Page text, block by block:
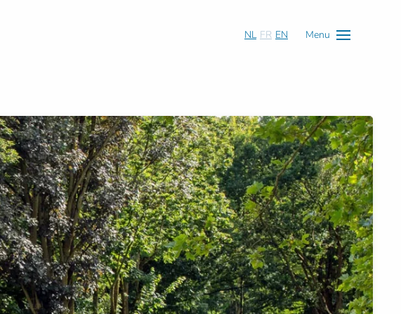
NL FR EN Menu